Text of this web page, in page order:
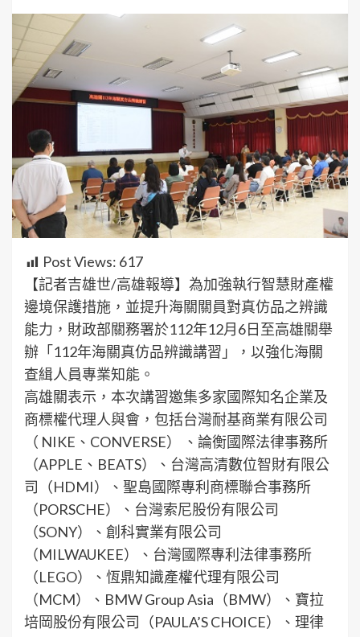
Post Views: 617
【記者吉雄世/高雄報導】為加強執行智慧財產權
邊境保護措施，並提升海關關員對真仿品之辨識
能力，財政部關務署於112年12月6日至高雄關舉
辦「112年海關真仿品辨識講習」，以強化海關
查緝人員專業知能。
高雄關表示，本次講習邀集多家國際知名企業及
商標權代理人與會，包括台灣耐基商業有限公司
（ NIKE、CONVERSE） 、論衡國際法律事務所
（APPLE、BEATS）、台灣高清數位智財有限公
司（HDMI）、聖島國際專利商標聯合事務所
（PORSCHE）、台灣索尼股份有限公司
（SONY）、創科實業有限公司
（MILWAUKEE）、台灣國際專利法律事務所
（LEGO）、恆鼎知識產權代理有限公司
（MCM）、BMW Group Asia（BMW）、寶拉
培岡股份有限公司（PAULA’S CHOICE）、理律